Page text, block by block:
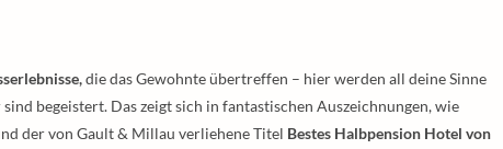
die das Gewohnte übertreffen – hier werden all deine Sinne
begeistert. Das zeigt sich in fantastischen Auszeichnungen, wie
der von Gault & Millau verliehene Titel Bestes Halbpension Hotel von